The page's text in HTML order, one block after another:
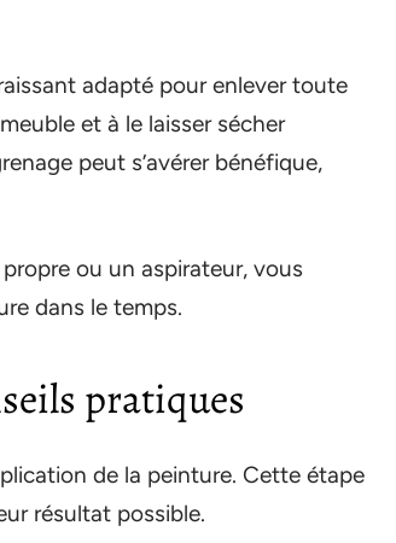
adapté pour enlever toute
et à le laisser sécher
peut s’avérer bénéfique,
ou un aspirateur, vous
dans le temps.
pratiques
de la peinture. Cette étape
résultat possible.